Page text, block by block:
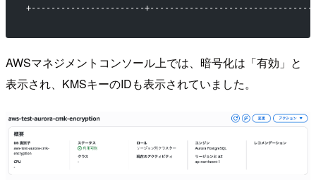
+-----------------------
AWSマネジメントコンソール上では、暗号化は「有効」と
表示され、KMSキーのIDも表示されていました。